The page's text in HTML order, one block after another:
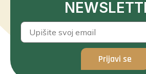
Prijavi se